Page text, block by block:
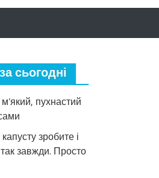
сьогодні
пухнастий
зробите і
завжди. Просто